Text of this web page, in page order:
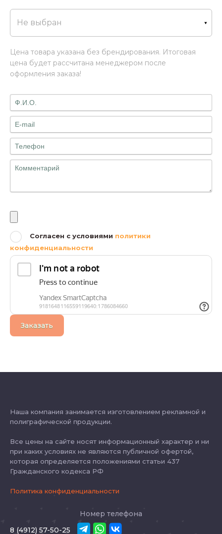
Не выбран
Цена товара указана без брендирования. Итоговая
цена будет рассчитана менеджером после
оформления заказа!
Согласен с условиями политики
конфиденциальности
Заказать
Наша компания занимается изготовлением рекламной и
полиграфической продукции.
Все цены на сайте носят информационный характер и ни
при каких условиях не являются публичной офертой,
которая определяется положениями статьи 437
Гражданского кодекса РФ
Политика конфиденциальности
Номер телефона
8 (4912) 57-50-25